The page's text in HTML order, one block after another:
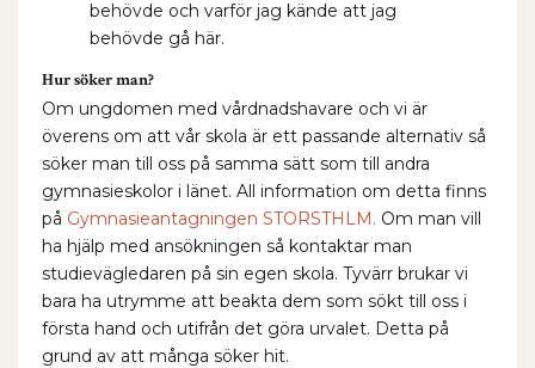
behövde och varför jag kände att jag
behövde gå här.
Hur söker man?
Om ungdomen med vårdnadshavare och vi är
överens om att vår skola är ett passande alternativ så
söker man till oss på samma sätt som till andra
gymnasieskolor i länet. All information om detta finns
på Gymnasieantagningen STORSTHLM. Om man vill
ha hjälp med ansökningen så kontaktar man
studievägledaren på sin egen skola. Tyvärr brukar vi
bara ha utrymme att beakta dem som sökt till oss i
första hand och utifrån det göra urvalet. Detta på
grund av att många söker hit.